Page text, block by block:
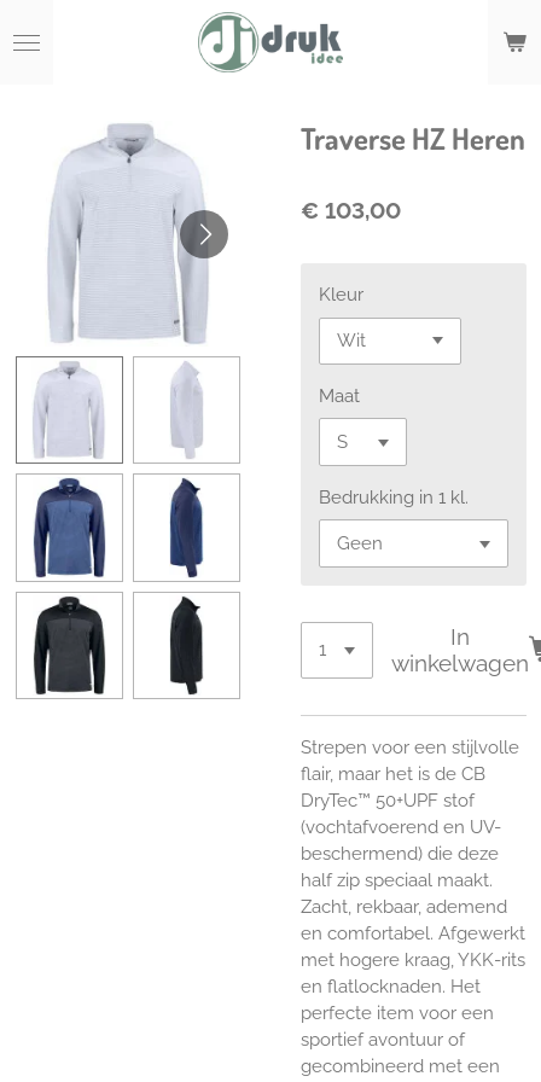
direct
hoofdinhoud
Traverse HZ Heren
€ 103,00
Kleur
Maat
Bedrukking in 1 kl.
In
winkelwagen
Strepen voor een stijlvolle
flair, maar het is de CB
DryTec™ 50+UPF stof
(vochtafvoerend en UV-
beschermend) die deze
half zip speciaal maakt.
Zacht, rekbaar, ademend
en comfortabel. Afgewerkt
met hogere kraag, YKK-rits
en flatlocknaden. Het
perfecte item voor een
sportief avontuur of
gecombineerd met een